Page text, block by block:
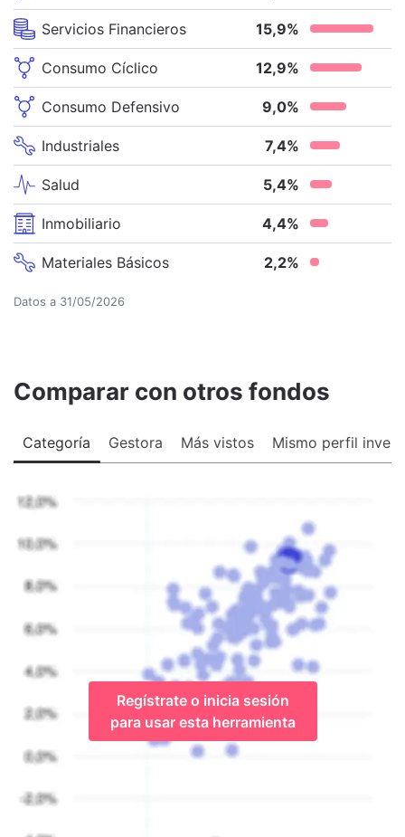
Servicios Financieros 15,9%
Consumo Cíclico 12,9%
Consumo Defensivo 9,0%
Industriales 7,4%
Salud 5,4%
Inmobiliario 4,4%
Materiales Básicos 2,2%
Datos a 31/05/2026
Comparar con otros fondos
Categoría Gestora Más vistos Mismo perfil
Regístrate o inicia sesión
para usar esta herramienta